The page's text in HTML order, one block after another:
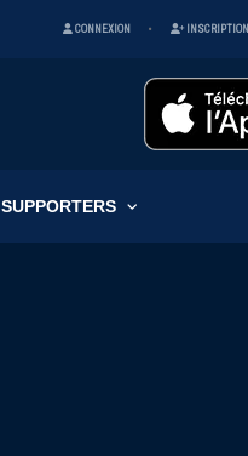
CONNEXION INSCRIPTION
SUPPORTERS